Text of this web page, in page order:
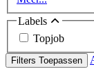
Labels
Topjob
Filters Toepassen